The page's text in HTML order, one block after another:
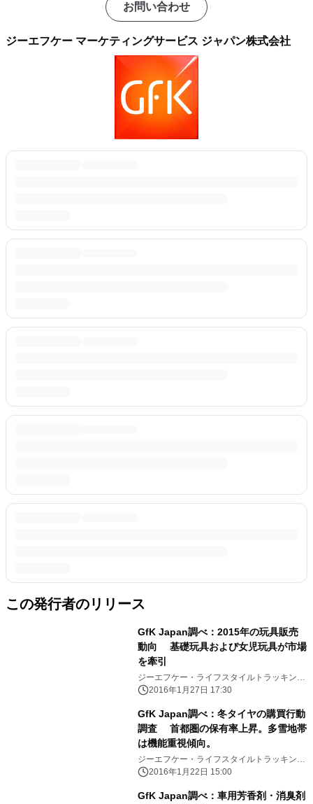
お問い合わせ
ジーエフケー マーケティングサービス ジャパン株式会社
この発行者のリリース
GfK Japan調べ：2015年の玩具販売
動向 基礎玩具および女児玩具が市場
を牽引
ジーエフケー・ライフスタイルトラッキン
グ・ジャパン株式会社
2016年1月27日 17:30
GfK Japan調べ：冬タイヤの購買行動
調査 首都圏の保有率上昇。多雪地帯
は機能重視傾向。
ジーエフケー・ライフスタイルトラッキン
グ・ジャパン株式会社
2016年1月22日 15:00
GfK Japan調べ：車用芳香剤・消臭剤